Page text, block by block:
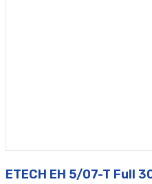
ETECH EH 5/07-T Full